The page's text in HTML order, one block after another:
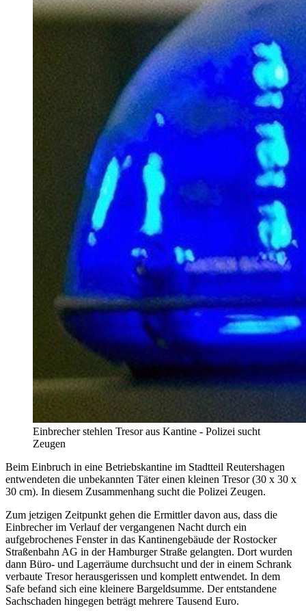
Einbrecher stehlen Tresor aus Kantine - Polizei sucht
Zeugen
Beim Einbruch in eine Betriebskantine im Stadtteil Reutershagen
entwendeten die unbekannten Täter einen kleinen Tresor (30 x 30 x
30 cm). In diesem Zusammenhang sucht die Polizei Zeugen.
Zum jetzigen Zeitpunkt gehen die Ermittler davon aus, dass die
Einbrecher im Verlauf der vergangenen Nacht durch ein
aufgebrochenes Fenster in das Kantinengebäude der Rostocker
Straßenbahn AG in der Hamburger Straße gelangten. Dort wurden
dann Büro- und Lagerräume durchsucht und der in einem Schrank
verbaute Tresor herausgerissen und komplett entwendet. In dem
Safe befand sich eine kleinere Bargeldsumme. Der entstandene
Sachschaden hingegen beträgt mehrere Tausend Euro.